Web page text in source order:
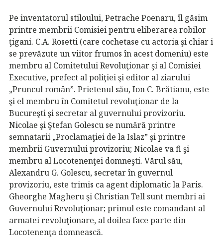
Pe inventatorul stiloului, Petrache Poenaru, îl găsim
printre membrii Comisiei pentru eliberarea robilor
ţigani. C.A. Rosetti (care cochetase cu actoria şi chiar i
se prevăzute un viitor frumos în acest domeniu) este
membru al Comitetului Revoluţionar şi al Comisiei
Executive, prefect al poliţiei şi editor al ziarului
„Pruncul român”. Prietenul său, Ion C. Brătianu, este
şi el membru în Comitetul revoluţionar de la
Bucureşti şi secretar al guvernului provizoriu.
Nicolae şi Ştefan Golescu se numără printre
semnatarii „Proclamaţiei de la Islaz” şi printre
membrii Guvernului provizoriu; Nicolae va fi şi
membru al Locotenenţei domneşti. Vărul său,
Alexandru G. Golescu, secretar în guvernul
provizoriu, este trimis ca agent diplomatic la Paris.
Gheorghe Magheru şi Christian Tell sunt membri ai
Guvernului Revoluţionar; primul este comandant al
armatei revoluţionare, al doilea face parte din
Locotenenţa domnească.